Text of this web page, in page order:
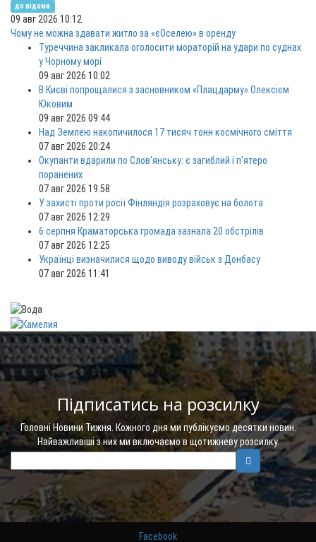
до відома
09 авг 2026 10:12
Чому не можна здавати житло за «єОселею» в оренду
Туреччина закликала оголосити мораторій на удари по суднах
у Чорному морі
09 авг 2026 10:02
В Києві попрощалися з засновником «Плацдарму» Олексієм
Юковим
09 авг 2026 09:44
Над Землею накопичилося 17 тисяч тонн космічного сміття
07 авг 2026 20:24
Окупанти вдарили по Слов'янську: є загиблий і п'ятеро
поранених
07 авг 2026 19:58
У захисті проти росії Фінляндія розраховує на болота
07 авг 2026 12:29
6 серпня Краматорська громада зазнала 20 обстрілів
07 авг 2026 12:25
Українці визначилися щодо виводу військ з Донбасу
07 авг 2026 11:41
Підписатись на розсилку
Головні Новини Тижня. Кожного дня ми публікуємо десятки новин.
Найважливіші з них ми включаємо в щотижневу розсилку.
Facebook